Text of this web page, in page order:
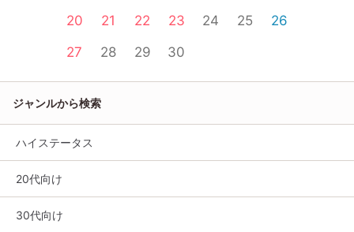
20
21 22 23 24 25
26
27
28 29 30
ジャンルから検索
ハイステータス
20代向け
30代向け